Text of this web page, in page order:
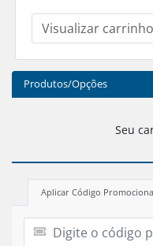
Produtos/Opções
Seu
Aplicar Código